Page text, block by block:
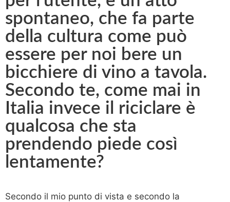
spontaneo, che fa parte
della cultura come può
essere per noi bere un
bicchiere di vino a tavola.
Secondo te, come mai in
Italia invece il riciclare è
qualcosa che sta
prendendo piede così
lentamente?
Secondo il mio punto di vista e secondo la